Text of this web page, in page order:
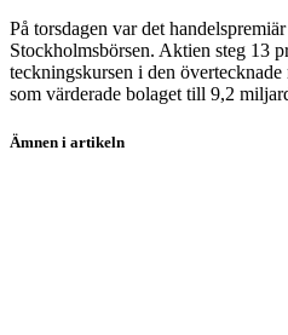
På torsdagen var det
Stockholmsbörsen. Aktien steg 13
teckningskursen i den
som värderade bolaget till 9,2
Ämnen i artikeln